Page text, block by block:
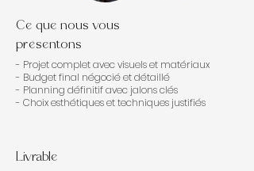
Ce que nous vous
présentons
- Projet complet avec visuels et matériaux
- Budget final négocié et détaillé
- Planning définitif avec jalons clés
- Choix esthétiques et techniques justifiés
Livrable